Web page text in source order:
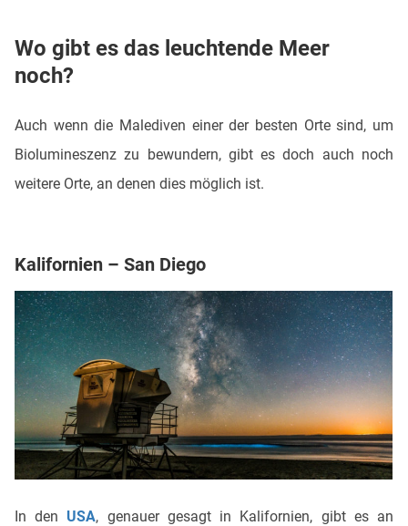
Wo gibt es das leuchtende Meer
noch?
Auch wenn die Malediven einer der besten Orte sind, um
Biolumineszenz zu bewundern, gibt es doch auch noch
weitere Orte, an denen dies möglich ist.
Kalifornien – San Diego
In den USA, genauer gesagt in Kalifornien, gibt es an